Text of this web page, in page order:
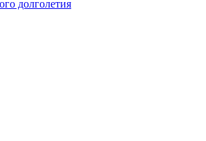
долголетия